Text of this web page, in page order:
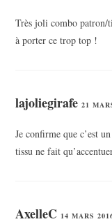
Très joli combo patron/
à porter ce trop top !
lajoliegirafe 21
Je confirme que c’est
tissu ne fait
AxelleC 14 MARS